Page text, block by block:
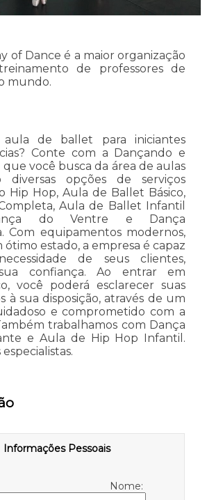
of Dance é a maior organização
de professores de
mundo.
aula de ballet para iniciantes
Conte com a Dançando e
você busca da área de aulas
diversas opções de serviços
Hip Hop, Aula de Ballet Básico,
Aula de Ballet Infantil
do Ventre e Dança
Com equipamentos modernos,
ótimo estado, a empresa é capaz
de seus clientes,
confiança. Ao entrar em
você poderá esclarecer suas
à sua disposição, através de um
e comprometido com a
trabalhamos com Dança
e Aula de Hip Hop Infantil.
Informações Pessoais
Nome: